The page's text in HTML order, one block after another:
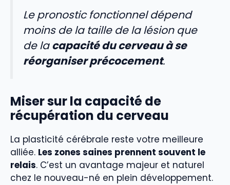
Le pronostic fonctionnel dépend
moins de la taille de la lésion que
de lacapacité du cerveau à se
réorganiser précocement.
Miser sur la capacité de
récupération du cerveau
La plasticité cérébrale reste votre meilleure
alliée. Les zones saines prennent souvent le
relais. C’est un avantage majeur et naturel
chez le nouveau-né en plein développement.